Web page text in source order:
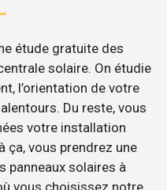
étude gratuite des
solaire. On étudie
l’orientation de votre
Du reste, vous
votre installation
ça, vous prendrez une
panneaux solaires à